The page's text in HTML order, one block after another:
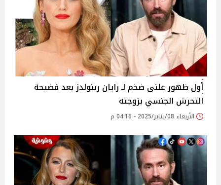
أول ظهور علني ضخم لـ رايان رينولدز بعد فضيحة
التحرش الجنسي بزوجته
الأربعاء 08/يناير/2025 - 04:16 م